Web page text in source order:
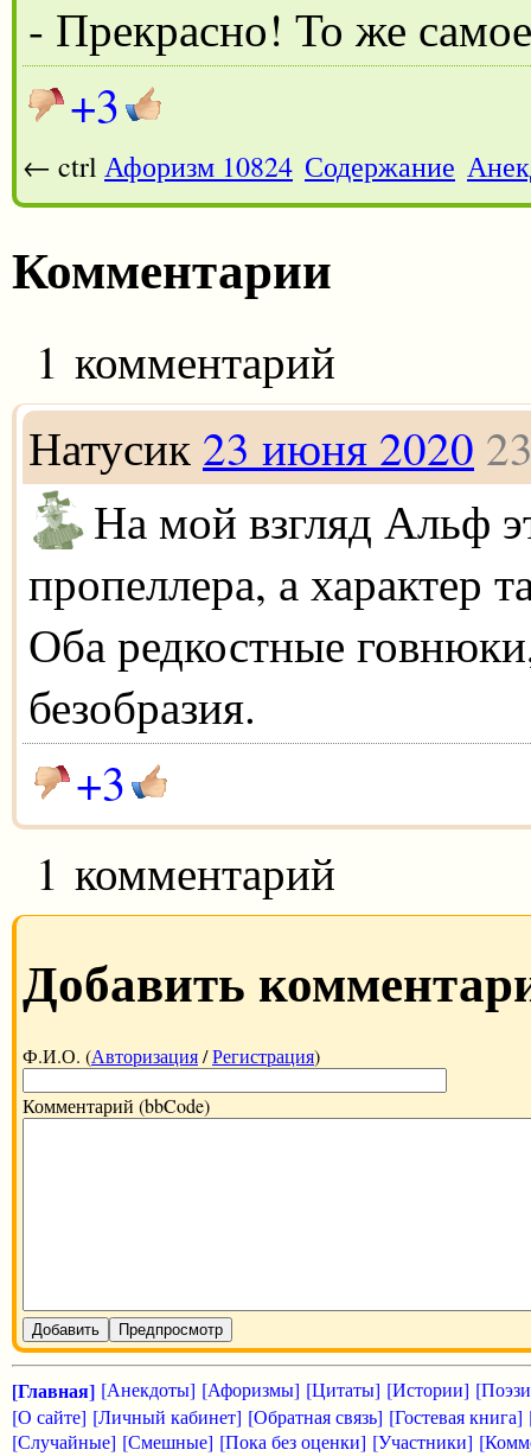
- Прекрасно! То же
+3
← ctrl Афоризм 10824 Содержание
Комментарии
1 комментарий
Натусик 23 июня 2020
На мой взгляд Альф
пропеллера, а характер
Оба редкостные
безобразия.
+3
1 комментарий
Добавить
Ф.И.О. (Авторизация/Регистрация)
Комментарий (bbCode)
Добавить Предпросмотр
[Главная] [Анекдоты] [Афоризмы] [Цитаты] [Истории]
[О сайте] [Личный кабинет] [Обратная связь] [Гостевая книга]
[Случайные] [Смешные] [Пока без оценки] [Участники]